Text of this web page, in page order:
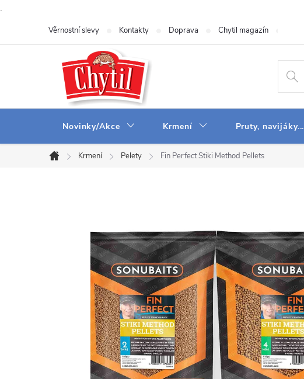
.
Věrnostní slevy Kontakty Doprava Chytil magazín
Novinky/Akce Krmení Pruty, navijáky...
Domů
Krmení Pelety Fin Perfect Stiki Method Pellets